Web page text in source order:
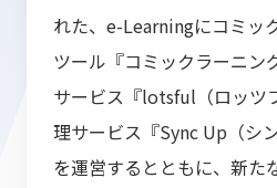
れた、e-Learningにコミッ
ツール『コミックラーニン
サービス『lotsful（ロッツ
理サービス『Sync Up（シ
を運営するとともに、新た